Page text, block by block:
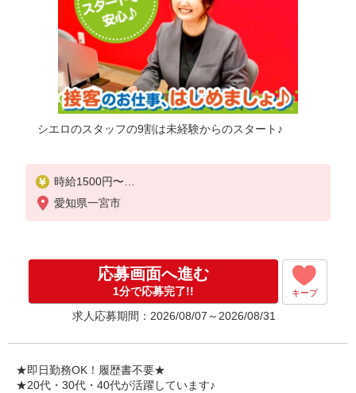
シエロのスタッフの9割は未経験からのスタート♪
時給1500円〜
※残業代支給
★交通費別途支給（規定あり）
入社祝い金10万円支給(規定有)
お友達を紹介頂くと,
インセンティブ支給(規定有)
゜・。○。・゜+゜・。○。・゜+゜
愛知県一宮市
応募画面へ進む
1分で応募完了!! キープ
求人応募期間：2026/08/07～2026/08/31
★即日勤務OK！履歴書不要★
★20代・30代・40代が活躍しています♪